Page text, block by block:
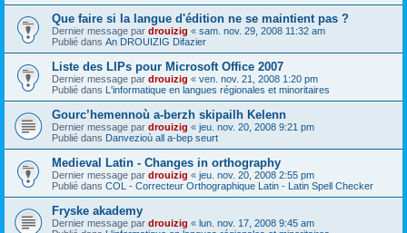
Que faire si la langue d'édition ne se maintient pas ?
Dernier message par drouizig « sam. nov. 29, 2008 11:32 am
Publié dans An DROUIZIG Difazier
Liste des LIPs pour Microsoft Office 2007
Dernier message par drouizig « ven. nov. 21, 2008 1:20 pm
Publié dans L'informatique en langues régionales et minoritaires
Gourc’hemennoù a-berzh skipailh Kelenn
Dernier message par drouizig « jeu. nov. 20, 2008 9:21 pm
Publié dans Danvezioù all a-bep seurt
Medieval Latin - Changes in orthography
Dernier message par drouizig « jeu. nov. 20, 2008 2:55 pm
Publié dans COL - Correcteur Orthographique Latin - Latin Spell Checker
Fryske akademy
Dernier message par drouizig « lun. nov. 17, 2008 9:45 am